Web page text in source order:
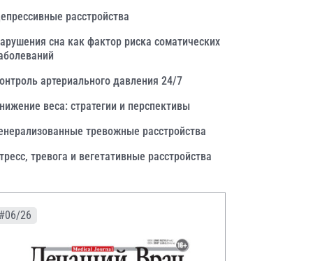
расстройства
сна как фактор риска соматических
артериального давления 24/7
веса: стратегии и перспективы
тревожные расстройства
тревога и вегетативные расстройства
#06/26